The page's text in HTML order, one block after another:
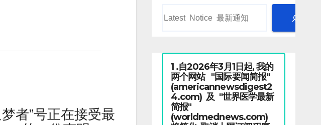
者”号正在接受最
1 .自2026年3月1日起, 我的
两个网站 "国际要闻简报"
(americannewsdigest2
4.com) 及 "世界医学最新
简报"
(worldmednews.com)